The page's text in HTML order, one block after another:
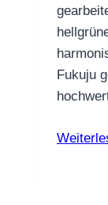
Fukuju